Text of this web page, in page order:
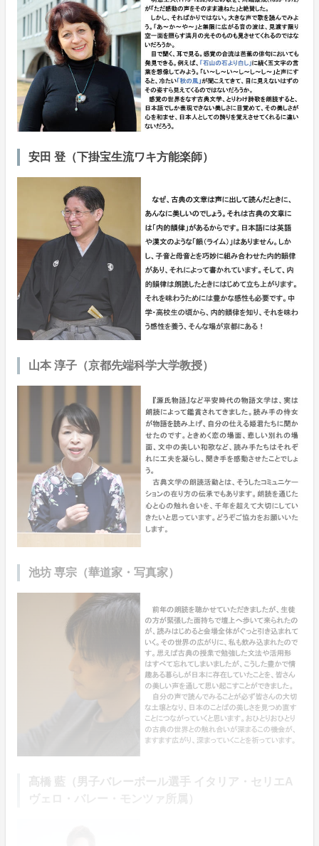
安田 登（下掛宝生流ワキ方能楽師）
山本 淳子（京都先端科学大学教授）
池坊 専宗（華道家・写真家）
髙橋 藍（男子バレーボール選手 イタリア・セリエA